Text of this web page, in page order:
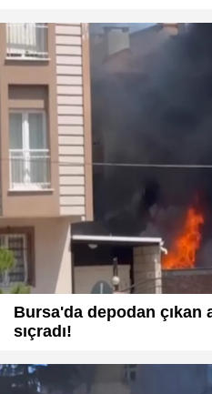
Bursa'da depodan çıkan
sıçradı!